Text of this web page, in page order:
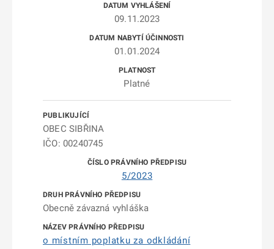
09.11.2023
01.01.2024
Platné
OBEC SIBŘINA
IČO: 00240745
5/2023
Obecně závazná vyhláška
o místním poplatku za odkládání